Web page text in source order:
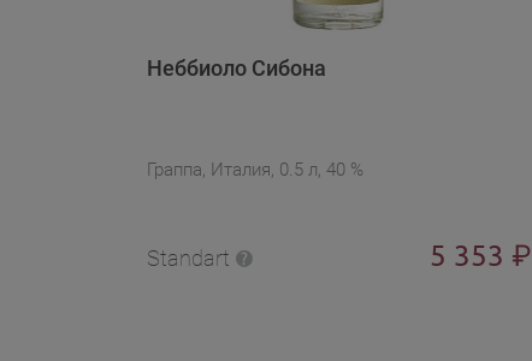
Неббиоло Сибона
Граппа, Италия, 0.5 л, 40 %
Standart 5 353 ₽